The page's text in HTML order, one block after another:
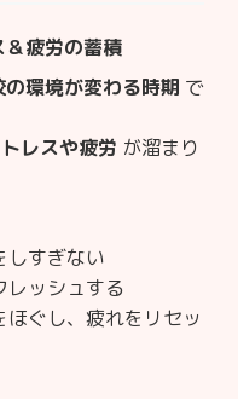
疲労の蓄積
環境が変わる時期 で
レスや疲労 が溜まり
しすぎない
レッシュする
ぐし、疲れをリセッ